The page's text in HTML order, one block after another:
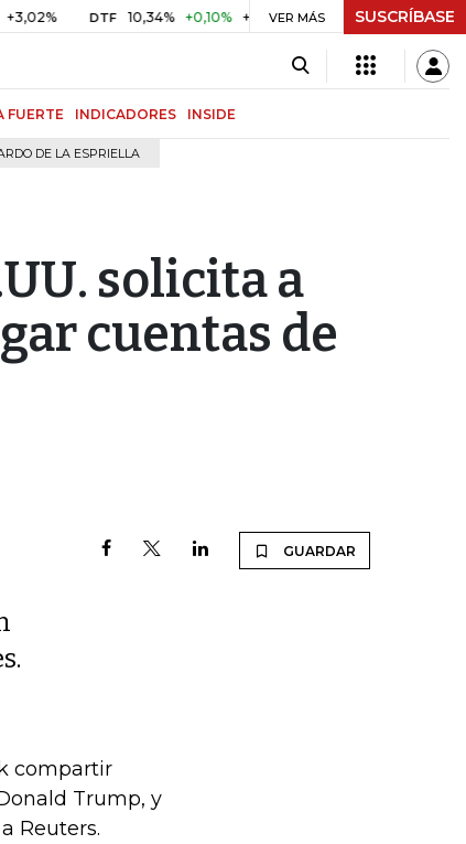
DTF 10,34% +0,10% +0,98% UVR $ 416,91 +$ 0,05
VER MÁS SUSCRÍBASE
FUERTE INDICADORES INSIDE
DE LA ESPRIELLA
solicita a
cuentas de
GUARDAR
compartir
Trump, y
Reuters.